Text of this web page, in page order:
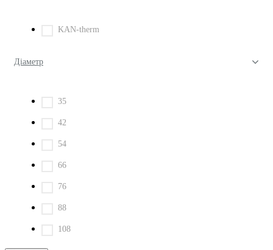
KAN-therm
Діаметр
35
42
54
66
76
88
108